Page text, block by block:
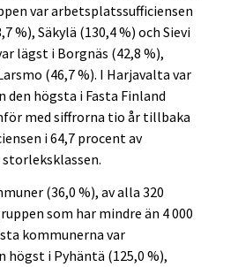
var arbetsplatssufficiensen
%), Säkylä (130,4 %) och Sievi
lägst i Borgnäs (42,8 %),
(46,7 %). I Harjavalta var
högsta i Fasta Finland
med siffrorna tio år tillbaka
i 64,7 procent av
(36,0 %), av alla 320
som har mindre än 4 000
kommunerna var
högst i Pyhäntä (125,0 %),